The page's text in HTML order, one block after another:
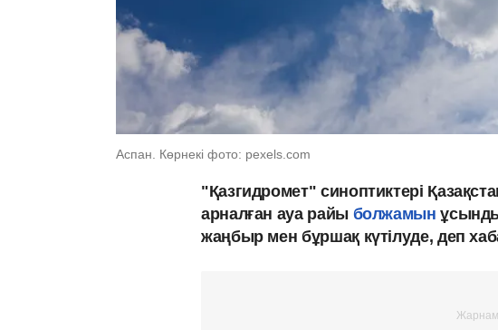
Аспан. Көрнекі фото: pexels.com
"Қазгидромет" синоптиктері
арналған ауа райы болжамын
жаңбыр мен бұршақ күтілуде, деп